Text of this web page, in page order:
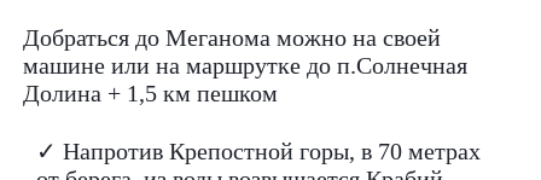
Добраться до Меганома можно на своей
машине или на маршрутке до п.Солнечная
Долина + 1,5 км пешком
✓ Напротив Крепостной горы, в 70 метрах